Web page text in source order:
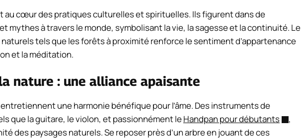
au cœur des pratiques culturelles et spirituelles. Ils figurent dans de
mythes à travers le monde, symbolisant la vie, la sagesse et la continuité. Le
naturels tels que les forêts à proximité renforce le sentiment d’appartenance
et la méditation.
nature : une alliance apaisante
une harmonie bénéfique pour l’âme. Des instruments de
que la guitare, le violon, et passionnément leHandpan pour débutants
,
des paysages naturels. Se reposer près d’un arbre en jouant de ces